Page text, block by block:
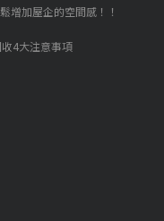
增加屋企的空間感！！
4大注意事項